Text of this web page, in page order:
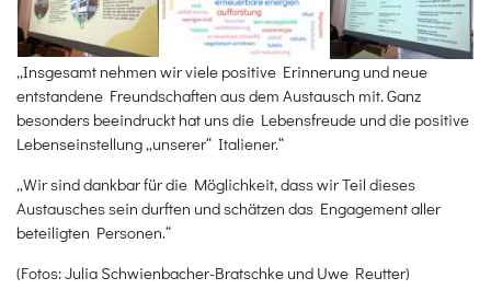
„Insgesamt nehmen wir viele positive Erinnerung und neue
entstandene Freundschaften aus dem Austausch mit. Ganz
besonders beeindruckt hat uns die Lebensfreude und die positive
Lebenseinstellung „unserer“ Italiener.“
„Wir sind dankbar für die Möglichkeit, dass wir Teil dieses
Austausches sein durften und schätzen das Engagement aller
beteiligten Personen.“
(Fotos: Julia Schwienbacher-Bratschke und Uwe Reutter)